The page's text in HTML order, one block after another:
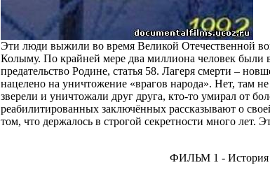
Эти люди выжили во время Великой Отечественной
Колыму. По крайней мере два миллиона человек были
предательство Родине, статья 58. Лагеря смерти –
нацелено на уничтожение «врагов народа». Нет, там
зверели и уничтожали друг друга, кто-то умирал от
реабилитированных заключённых рассказывают о
том, что держалось в строгой секретности много лет.
ФИЛЬМ 1 - История